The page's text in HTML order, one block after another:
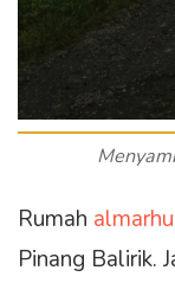
Rumah
Pinang Balirik.